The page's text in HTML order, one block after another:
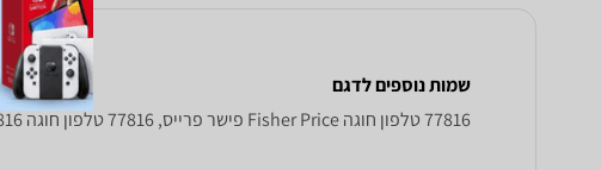
שמות נוספים לדגם
77816 טלפון חוגה Fisher Price פישר פרייס, 77816 טלפון חוגה Fisher Price , Fisher Price 77816 טלפון חוגה